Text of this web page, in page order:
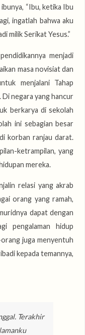
“Ibu, ketika Ibu
ingatlah bahwa aku
milik Serikat Yesus.”
menjadi
masa novisiat dan
menjalani Tahap
negara yang hancur
berkarya di sekolah
ini sebagian besar
korban ranjau darat.
ketrampilan, yang
mereka.
relasi yang akrab
orang yang ramah,
dapat dengan
pengalaman hidup
juga menyentuh
kepada temannya,
Terakhir